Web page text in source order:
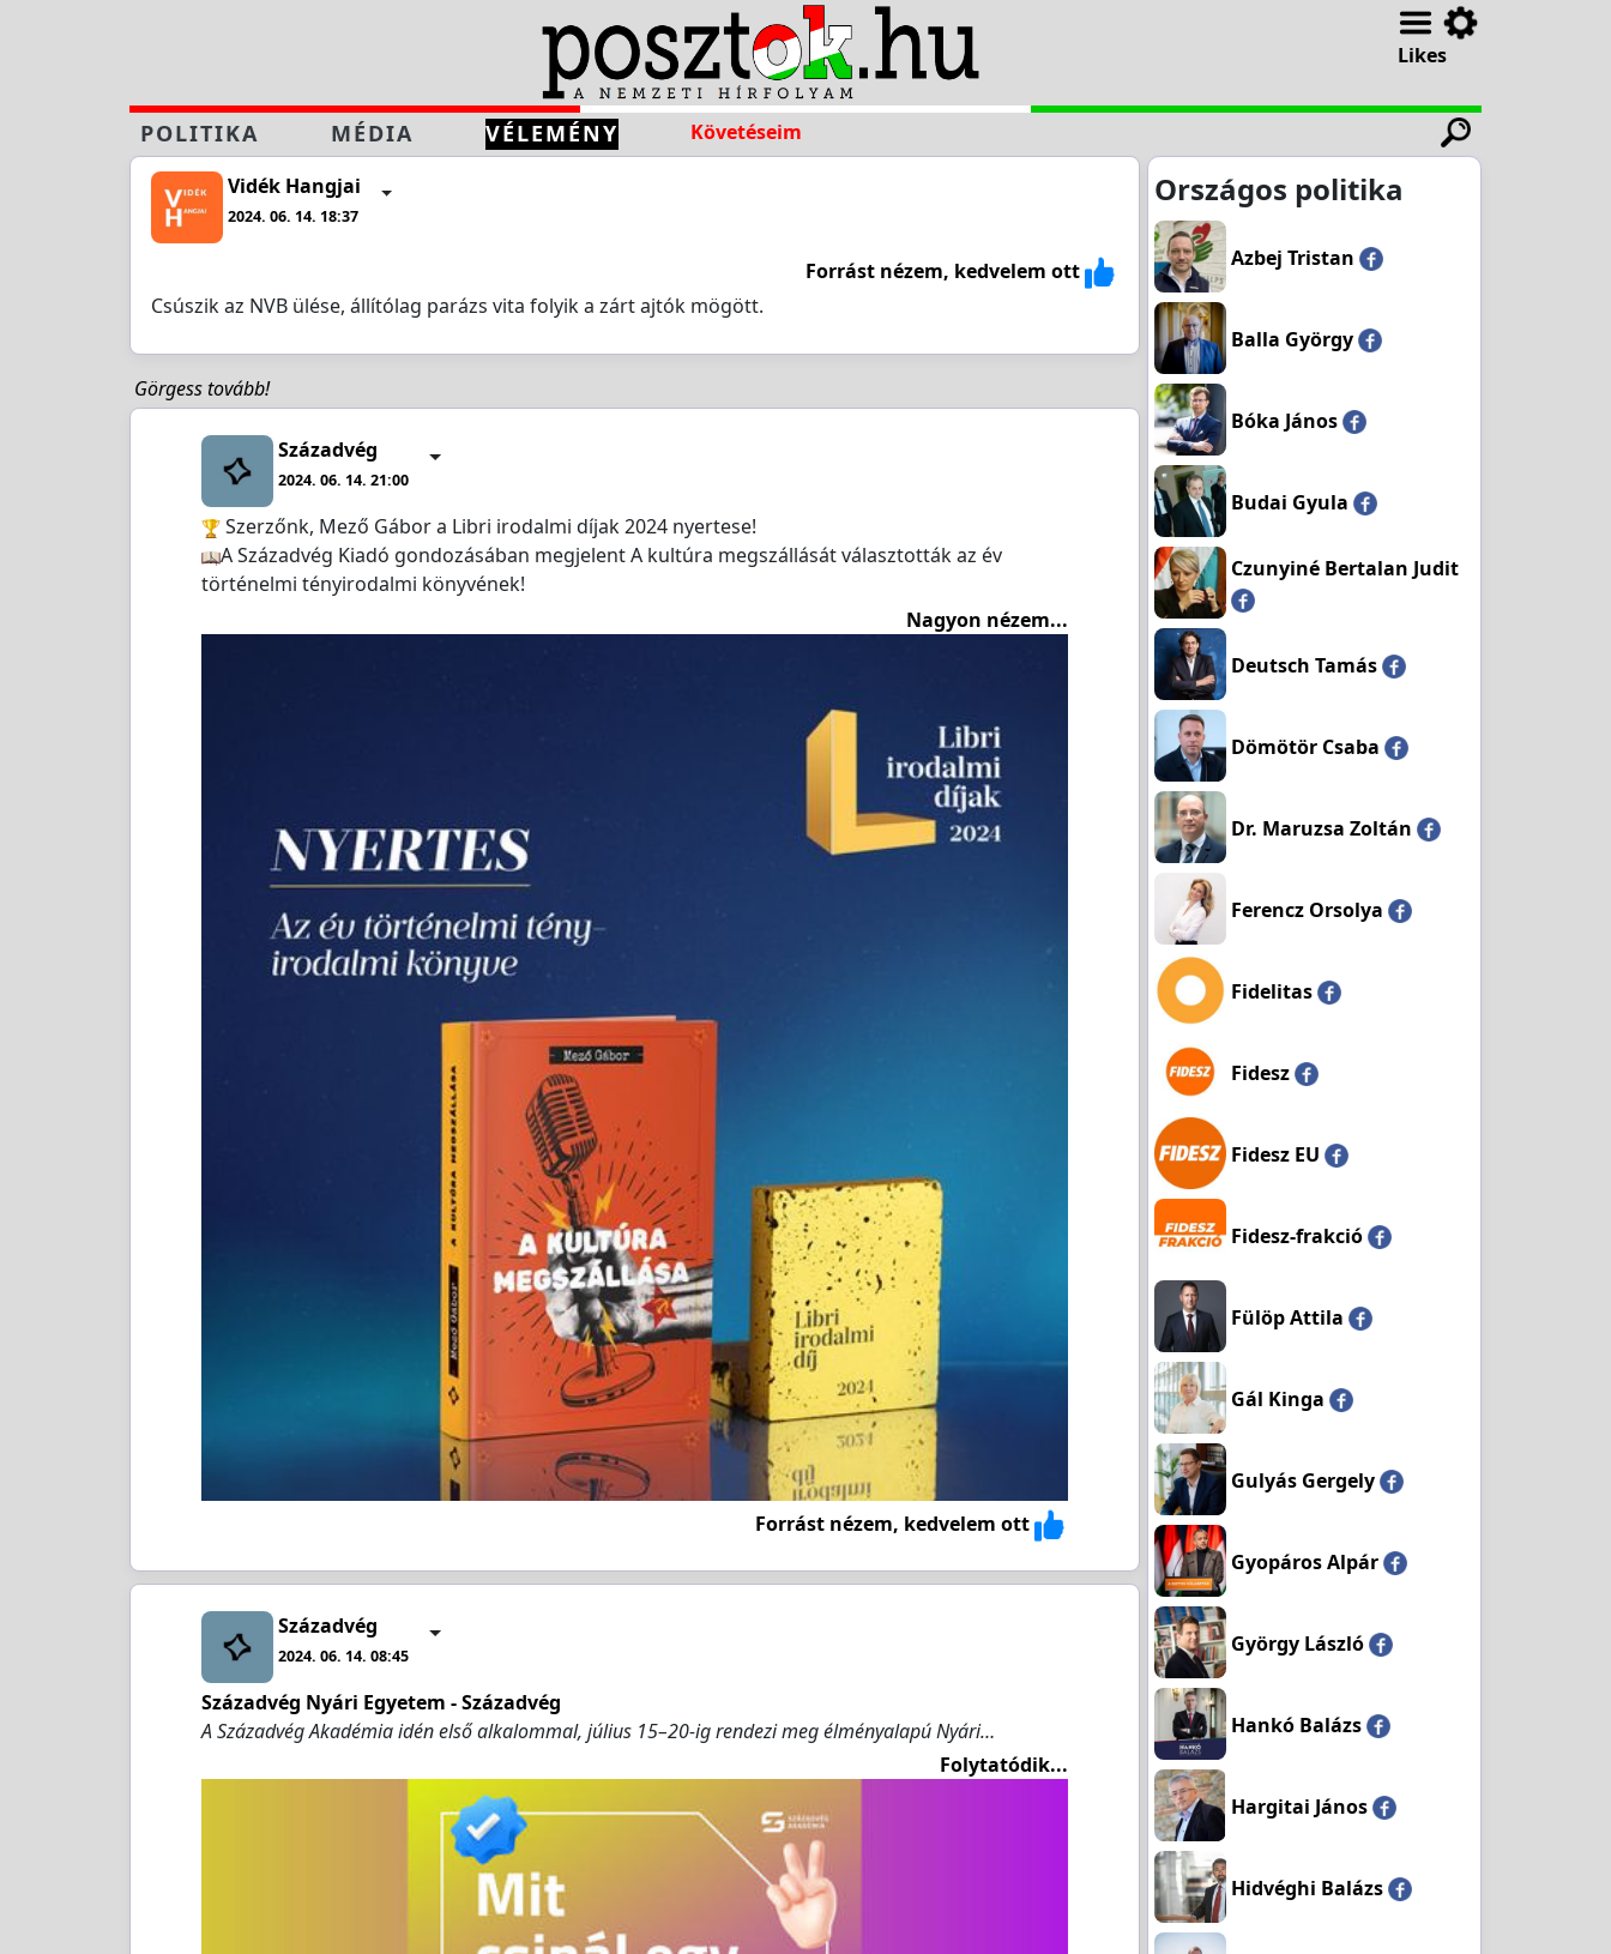
Likes
POLITIKA MÉDIA VÉLEMÉNY Követéseim
Vidék Hangjai
2024. 06. 14. 18:37
Forrást nézem, kedvelem ott
Csúszik az NVB ülése, állítólag parázs vita folyik a zárt ajtók mögött.
Görgess tovább!
Századvég
2024. 06. 14. 21:00
Szerzőnk, Mező Gábor a Libri irodalmi díjak 2024 nyertese!
A Századvég Kiadó gondozásában megjelent A kultúra megszállását választották az év
történelmi tényirodalmi könyvének!
Nagyon nézem...
Forrást nézem, kedvelem ott
Századvég
2024. 06. 14. 08:45
Századvég Nyári Egyetem - Századvég
A Századvég Akadémia idén első alkalommal, július 15–20-ig rendezi meg élményalapú Nyári…
Folytatódik...
Országos politika
Azbej Tristan
Balla György
Bóka János
Budai Gyula
Czunyiné Bertalan Judit
Deutsch Tamás
Dömötör Csaba
Dr. Maruzsa Zoltán
Ferencz Orsolya
Fidelitas
Fidesz
Fidesz EU
Fidesz-frakció
Fülöp Attila
Gál Kinga
Gulyás Gergely
Gyopáros Alpár
György László
Hankó Balázs
Hargitai János
Hidvéghi Balázs